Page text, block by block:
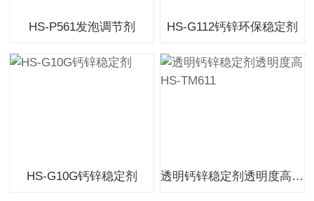
HS-P561发泡调节剂 HS-G112钙锌环保稳定剂
HS-G10G钙锌稳定剂 透明钙锌稳定剂透明度高HS-TM611